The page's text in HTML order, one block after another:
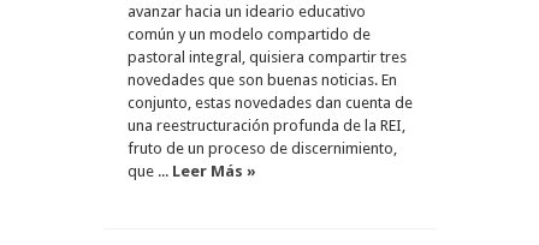
avanzar hacia un ideario educativo
común y un modelo compartido de
pastoral integral, quisiera compartir tres
novedades que son buenas noticias. En
conjunto, estas novedades dan cuenta de
una reestructuración profunda de la REI,
fruto de un proceso de discernimiento,
que ... Leer Más »